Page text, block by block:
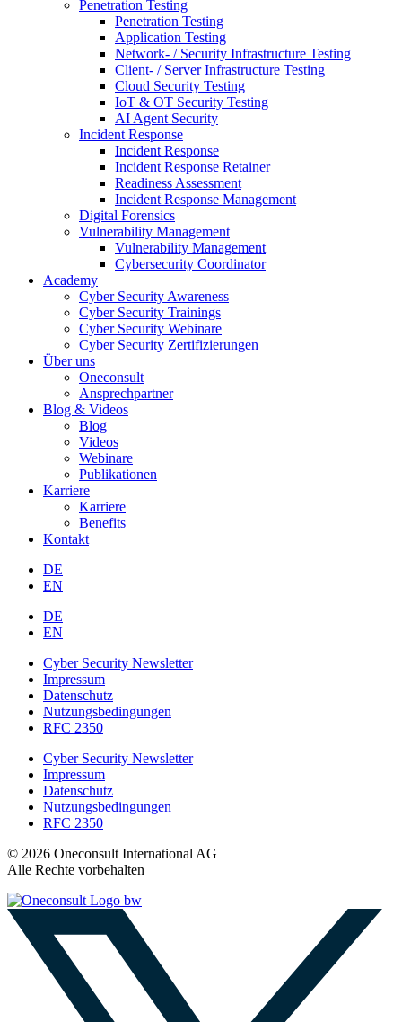
Penetration Testing
Penetration Testing
Application Testing
Network- / Security Infrastructure Testing
Client- / Server Infrastructure Testing
Cloud Security Testing
IoT & OT Security Testing
AI Agent Security
Incident Response
Incident Response
Incident Response Retainer
Readiness Assessment
Incident Response Management
Digital Forensics
Vulnerability Management
Vulnerability Management
Cybersecurity Coordinator
Academy
Cyber Security Awareness
Cyber Security Trainings
Cyber Security Webinare
Cyber Security Zertifizierungen
Über uns
Oneconsult
Ansprechpartner
Blog & Videos
Blog
Videos
Webinare
Publikationen
Karriere
Karriere
Benefits
Kontakt
DE
EN
DE
EN
Cyber Security Newsletter
Impressum
Datenschutz
Nutzungsbedingungen
RFC 2350
Cyber Security Newsletter
Impressum
Datenschutz
Nutzungsbedingungen
RFC 2350
© 2026 Oneconsult International AG
Alle Rechte vorbehalten